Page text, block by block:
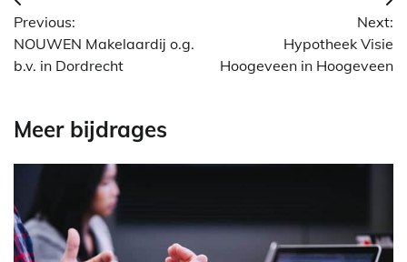
Previous:
NOUWEN Makelaardij o.g.
b.v. in Dordrecht
Next:
Hypotheek Visie
Hoogeveen in Hoogeveen
Meer bijdrages